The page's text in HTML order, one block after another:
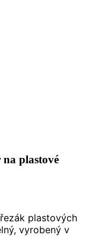
plastové
plastových
vyrobený v